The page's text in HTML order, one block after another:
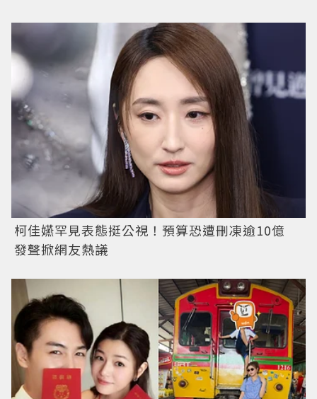
柯佳嬿罕見表態挺公視！預算恐遭刪凍逾10億
發聲掀網友熱議